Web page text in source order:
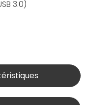
3.0)